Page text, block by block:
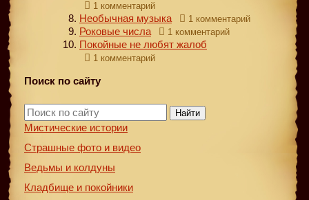
1 комментарий
Необычная музыка 1 комментарий
Роковые числа 1 комментарий
Покойные не любят жалоб
1 комментарий
Поиск по сайту
Найти
Мистические истории
Страшные фото и видео
Ведьмы и колдуны
Кладбище и покойники